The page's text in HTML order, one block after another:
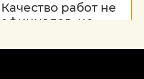
работ не
но
на дальнейшее